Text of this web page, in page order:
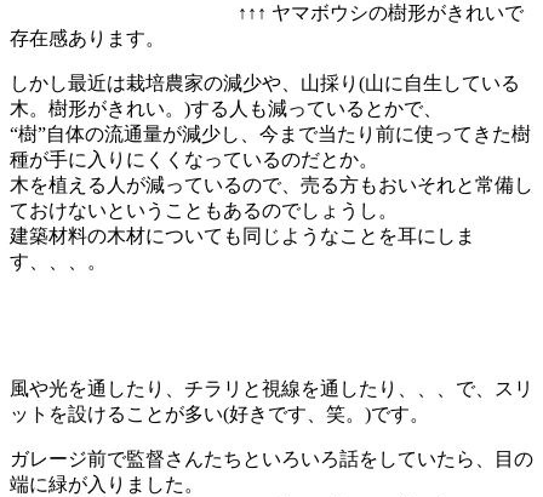
↑↑↑ ヤマボウシの樹形がきれいで
存在感あります。
しかし最近は栽培農家の減少や、山採り(山に自生している
木。樹形がきれい。)する人も減っているとかで、
“樹”自体の流通量が減少し、今まで当たり前に使ってきた樹
種が手に入りにくくなっているのだとか。
木を植える人が減っているので、売る方もおいそれと常備し
ておけないということもあるのでしょうし。
建築材料の木材についても同じようなことを耳にしま
す、、、。
風や光を通したり、チラリと視線を通したり、、、で、スリ
ットを設けることが多い(好きです、笑。)です。
ガレージ前で監督さんたちといろいろ話をしていたら、目の
端に緑が入りました。